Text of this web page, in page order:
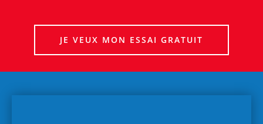
JE VEUX MON ESSAI GRATUIT